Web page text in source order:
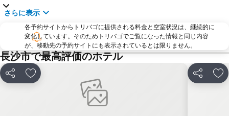
さらに表示
各予約サイトからトリバゴに提供される料金と空室状況は、継続的に
変化しています。そのためトリバゴでご覧になった情報と同じ内容
が、移動先の予約サイトにも表示されているとは限りません。
長沙市で最高評価のホテル
シェア お気に入りに追加 シェア お